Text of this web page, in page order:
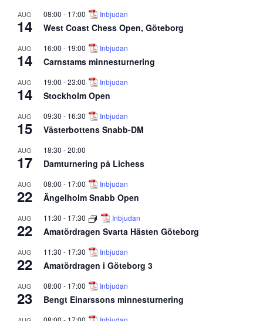
AUG
14
08:00 - 17:00 Inbjudan
West Coast Chess Open, Göteborg
AUG
14
16:00 - 19:00 Inbjudan
Carnstams minnesturnering
AUG
14
19:00 -23:00 Inbjudan
Stockholm Open
AUG
15
09:30 - 16:30 Inbjudan
Västerbottens Snabb-DM
AUG
17
18:30 -20:00
Damturnering på Lichess
AUG
22
08:00 - 17:00 Inbjudan
Ängelholm Snabb Open
AUG
22
11:30 - 17:30 Inbjudan
Amatördragen Svarta Hästen Göteborg
AUG
22
11:30 - 17:30 Inbjudan
Amatördragen i Göteborg 3
AUG
23
08:00 - 17:00 Inbjudan
Bengt Einarssons minnesturnering